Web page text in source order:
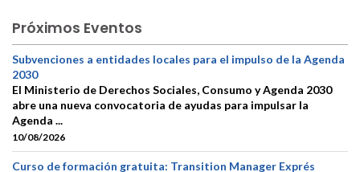
Próximos Eventos
Subvenciones a entidades locales para el impulso de la Agenda
2030
El Ministerio de Derechos Sociales, Consumo y Agenda 2030
abre una nueva convocatoria de ayudas para impulsar la
Agenda ...
10/08/2026
Curso de formación gratuita: Transition Manager Exprés